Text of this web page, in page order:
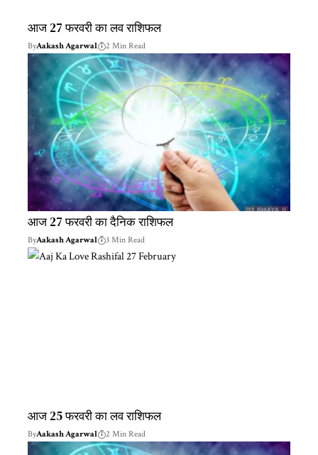
आज 27 फरवरी का लव राशिफल
ByAakash Agarwal 2 Min Read
आज 27 फरवरी का दैनिक राशिफल
ByAakash Agarwal 3 Min Read
आज 25 फरवरी का लव राशिफल
ByAakash Agarwal 2 Min Read